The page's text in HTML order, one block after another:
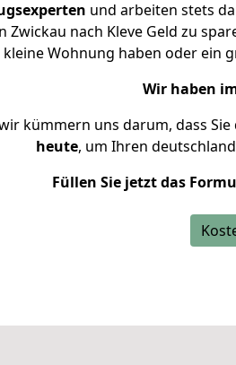
und arbeiten stets
nach Kleve Geld zu
Wohnung haben oder ein
Wir haben
kümmern uns darum, dass
heute, um Ihren
Füllen Sie jetzt das